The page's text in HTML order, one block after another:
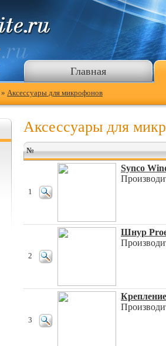
Главная
» Аксессуары для микрофонов
Аксессуары для
№
1
Synco
2
Шнур
3